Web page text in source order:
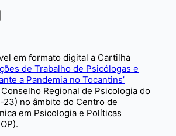
em formato digital a Cartilha
de Trabalho de Psicólogas e
a Pandemia no Tocantins’
Regional de Psicologia do
23) no âmbito do Centro de
em Psicologia e Políticas